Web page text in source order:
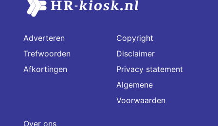
Adverteren
Trefwoorden
Afkortingen
Copyright
Disclaimer
Privacy statement
Algemene
Voorwaarden
Over ons